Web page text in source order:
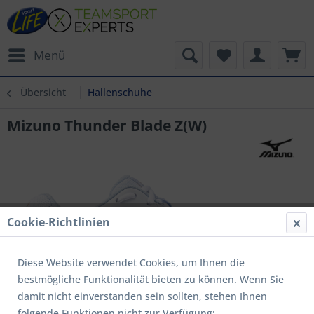
Menü
Übersicht Hallenschuhe
Mizuno Thunder Blade Z(W)
Cookie-Richtlinien
Diese Website verwendet Cookies, um Ihnen die
bestmögliche Funktionalität bieten zu können. Wenn Sie
damit nicht einverstanden sein sollten, stehen Ihnen